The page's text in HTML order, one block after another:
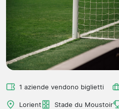
1 aziende vendono biglietti
Lorient Stade du Moustoir